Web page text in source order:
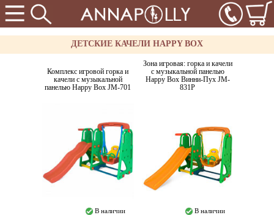
ДЕТСКИЕ КАЧЕЛИ HAPPY BOX
Комплекс игровой горка и
качели с музыкальной
панелью Happy Box JM-701
В наличии
Зона игровая: горка и качели
с музыкальной панелью
Happy Box Винни-Пух JM-
831P
В наличии